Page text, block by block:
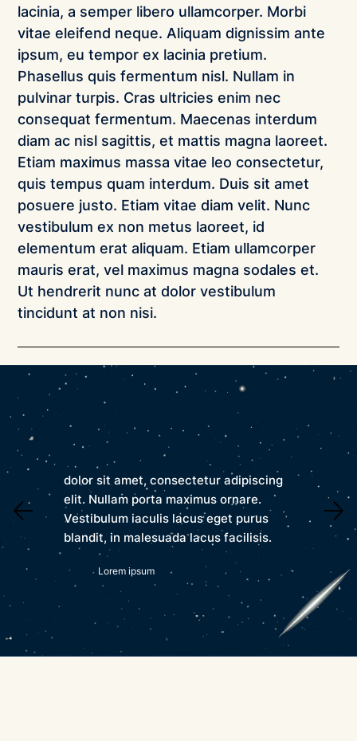
lacinia, a semper libero ullamcorper. Morbi
vitae eleifend neque. Aliquam dignissim ante
ipsum, eu tempor ex lacinia pretium.
Phasellus quis fermentum nisl. Nullam in
pulvinar turpis. Cras ultricies enim nec
consequat fermentum. Maecenas interdum
diam ac nisl sagittis, et mattis magna laoreet.
Etiam maximus massa vitae leo consectetur,
quis tempus quam interdum. Duis sit amet
posuere justo. Etiam vitae diam velit. Nunc
vestibulum ex non metus laoreet, id
elementum erat aliquam. Etiam ullamcorper
mauris erat, vel maximus magna sodales et.
Ut hendrerit nunc at dolor vestibulum
tincidunt at non nisi.
dolor sit amet, consectetur adipiscing
elit. Nullam porta maximus ornare.
Vestibulum iaculis lacus eget purus
blandit, in malesuada lacus facilisis.
Lorem ipsum